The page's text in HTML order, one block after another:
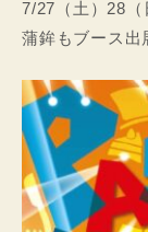
7/27（土）28
蒲鉾もブース出